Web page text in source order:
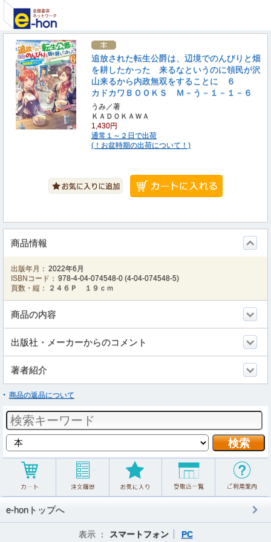
追放された転生公爵は、辺境でのんびりと畑
を耕したかった 来るなというのに領民が沢
山来るから内政無双をすることに ６
カドカワＢＯＯＫＳ Ｍ－う－１－１－６
うみ／著
ＫＡＤＯＫＡＷＡ
1,430円
通常１～２日で出荷
(！お盆時期の出荷について！)
商品情報
出版年月： 2022年6月
ISBNコード： 978-4-04-074548-0 (4-04-074548-5)
頁数・縦：
２４６Ｐ １９ｃｍ
商品の内容
出版社・メーカーからのコメント
著者紹介
商品の返品について
e-honトップへ
表示 ： スマートフォン PC